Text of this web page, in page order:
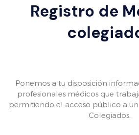
Registro de
Ponemos a tu disposición
profesionales médicos que
permitiendo el acceso público a
Colegiados.